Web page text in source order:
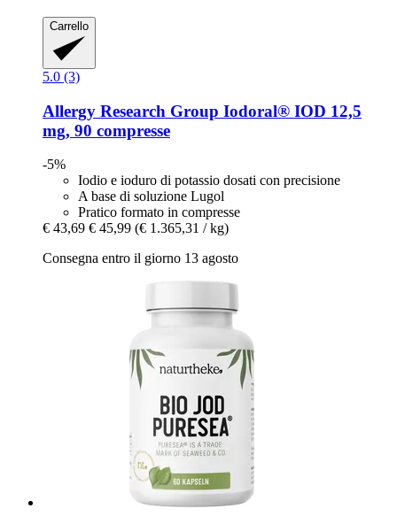
Carrello
5.0 (3)
Allergy Research Group Iodoral® IOD 12,5
mg, 90 compresse
-5%
Iodio e ioduro di potassio dosati con precisione
A base di soluzione Lugol
Pratico formato in compresse
€ 43,69 € 45,99 (€ 1.365,31 / kg)
Consegna entro il giorno 13 agosto